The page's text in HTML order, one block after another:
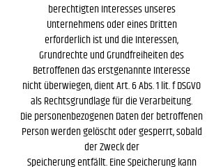
berechtigten Interesses unseres
Unternehmens oder eines Dritten
erforderlich ist und die Interessen,
Grundrechte und Grundfreiheiten des
Betroffenen das erstgenannte Interesse
nicht überwiegen, dient Art. 6 Abs. 1 lit. f DSGVO
als Rechtsgrundlage für die Verarbeitung.
Die personenbezogenen Daten der betroffenen
Person werden gelöscht oder gesperrt, sobald
der Zweck der
Speicherung entfällt. Eine Speicherung kann